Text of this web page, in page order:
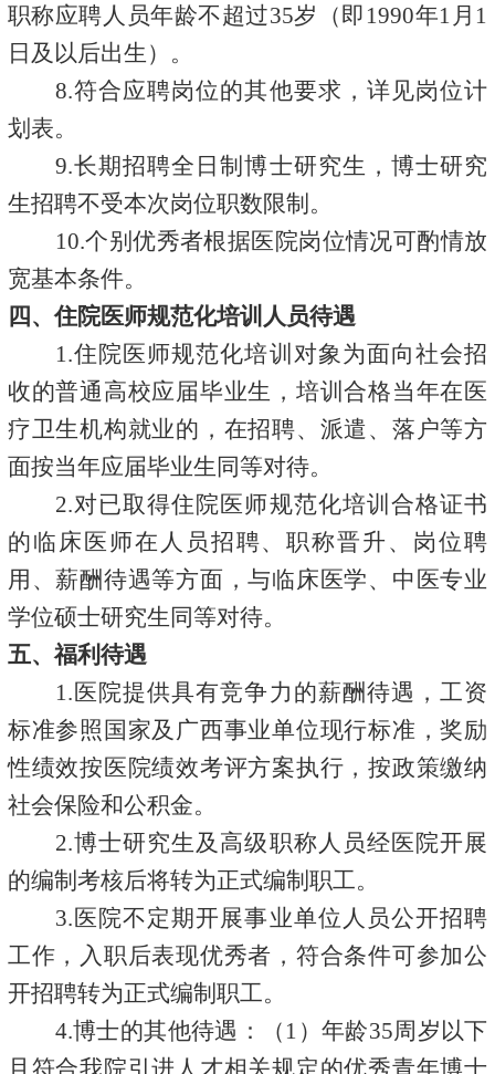
职称应聘人员年龄不超过35岁（即1990年1月1
日及以后出生）。
8.符合应聘岗位的其他要求 ， 详见岗位计
划表。
9.长期招聘全日制博士研究生，博士研究
生招聘不受本次岗位职数限制。
10.个别优秀者根据医院岗位情况可酌情放
宽基本条件。
四、住院医师规范化培训人员待遇
1.住院医师规范化培训对象为面向社会招
收的普通高校应届毕业生，培训合格当年在医
疗卫生机构就业的，在招聘、派遣、落户等方
面按当年应届毕业生同等对待。
2.对已取得住院医师规范化培训合格证书
的临床医师在人员招聘、职称晋升、岗位聘
用、薪酬待遇等方面，与临床医学、中医专业
学位硕士研究生同等对待。
五、福利待遇
1.医院提供具有竞争力的薪酬待遇，工资
标准参照国家及广西事业单位现行标准，奖励
性绩效按医院绩效考评方案执行，按政策缴纳
社会保险和公积金。
2.博士研究生及高级职称人员经医院开展
的编制考核后将转为正式编制职工。
3.医院不定期开展事业单位人员公开招聘
工作，入职后表现优秀者，符合条件可参加公
开招聘转为正式编制职工。
4.博士的其他待遇：（1）年龄35周岁以下
且符合我院引进人才相关规定的优秀青年博士